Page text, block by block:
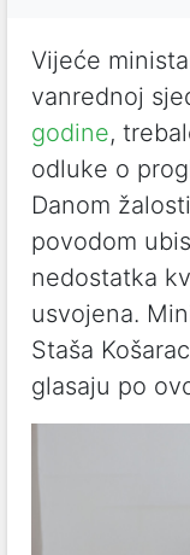
Vijeće
vanrednoj
godine,
odluke o
Danom
povodom
nedostatka
usvojena.
Staša
glasaju po